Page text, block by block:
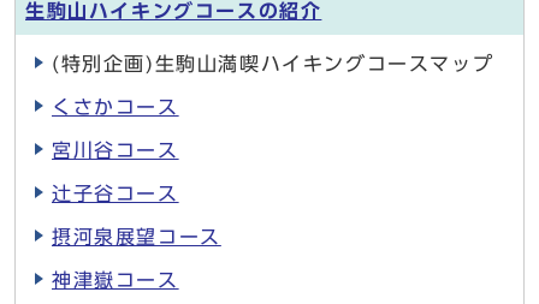
生駒山ハイキングコースの紹介
(特別企画)生駒山満喫ハイキングコースマップ
くさかコース
宮川谷コース
辻子谷コース
摂河泉展望コース
神津嶽コース